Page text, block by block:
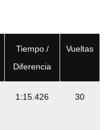
Tiempo /
Diferencia
Vueltas
1:15.426 30